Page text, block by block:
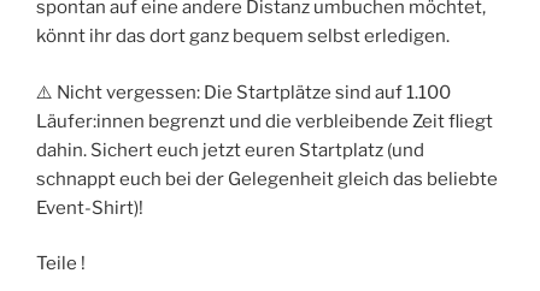
spontan auf eine andere Distanz umbuchen möchtet,
könnt ihr das dort ganz bequem selbst erledigen.
⚠️ Nicht vergessen: Die Startplätze sind auf 1.100
Läufer:innen begrenzt und die verbleibende Zeit fliegt
dahin. Sichert euch jetzt euren Startplatz (und
schnappt euch bei der Gelegenheit gleich das beliebte
Event-Shirt)!
Teile !